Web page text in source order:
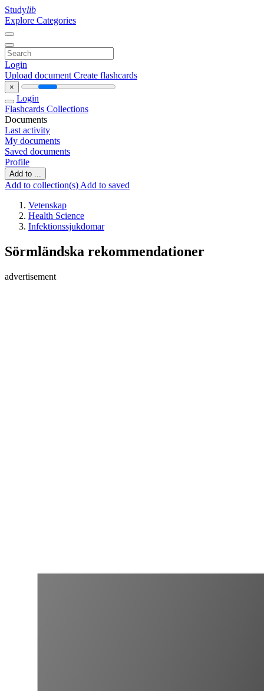
Studylib
Explore Categories
Login
Upload document Create flashcards
×
Login
Flashcards Collections
Documents
Last activity
My documents
Saved documents
Profile
Add to ...
Add to collection(s) Add to saved
Vetenskap
Health Science
Infektionssjukdomar
Sörmländska rekommendationer
advertisement